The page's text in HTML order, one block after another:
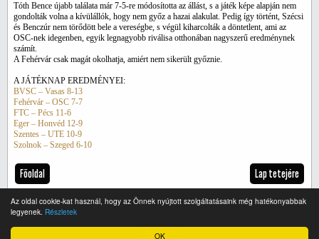
OK
Az oldal cookie-kat használ, hogy az Önnek nyújtott szolgáltatásaink még hatékonyabbak
legyenek. Részletek
Tóth Bence újabb találata már 7-5-re módosította az állást, s a játék képe alapján nem
gondolták volna a kívülállók, hogy nem győz a hazai alakulat. Pedig így történt, Szécsi
és Benczúr nem törődött bele a vereségbe, s végül kiharcolták a döntetlent, ami az
OSC-nek idegenben, egyik legnagyobb riválisa otthonában nagyszerű eredménynek
számít.
A Fehérvár csak magát okolhatja, amiért nem sikerült győznie.
A JÁTÉKNAP EREDMÉNYEI:
BVSC – Vasas 8-13
Fehérvár – OSC 7-7
FTC – Pécs 11-6
Eger – Honvéd 12-9
Szentes – UTE 10-9
Szolnok – Szeged 6-10
Főoldal Lap tetejére
Teljes verzió